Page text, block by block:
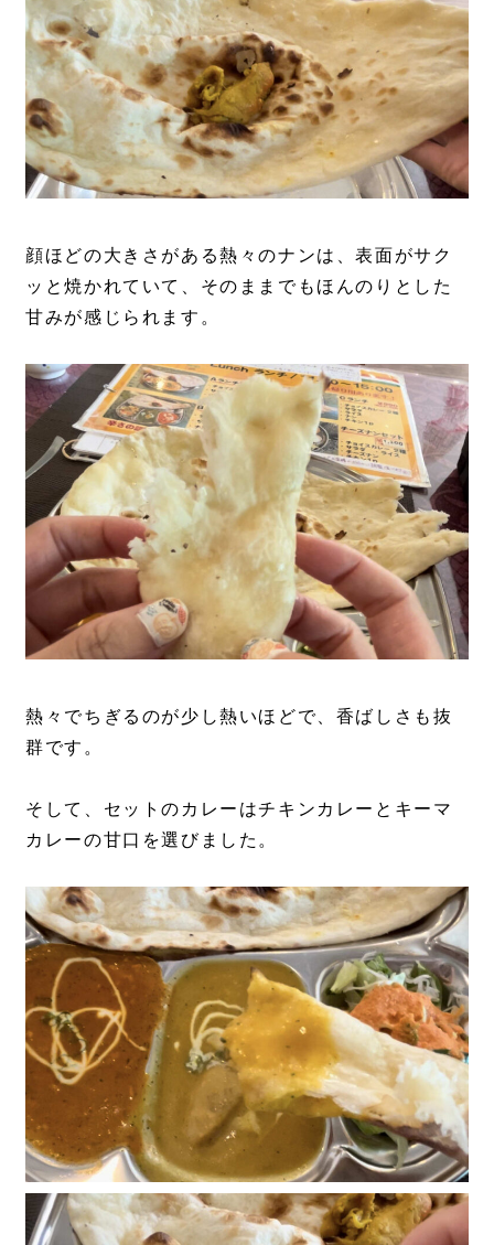
顔ほどの大きさがある熱々のナンは、表面がサク
ッと焼かれていて、そのままでもほんのりとした
甘みが感じられます。
熱々でちぎるのが少し熱いほどで、香ばしさも抜
群です。
そして、セットのカレーはチキンカレーとキーマ
カレーの甘口を選びました。